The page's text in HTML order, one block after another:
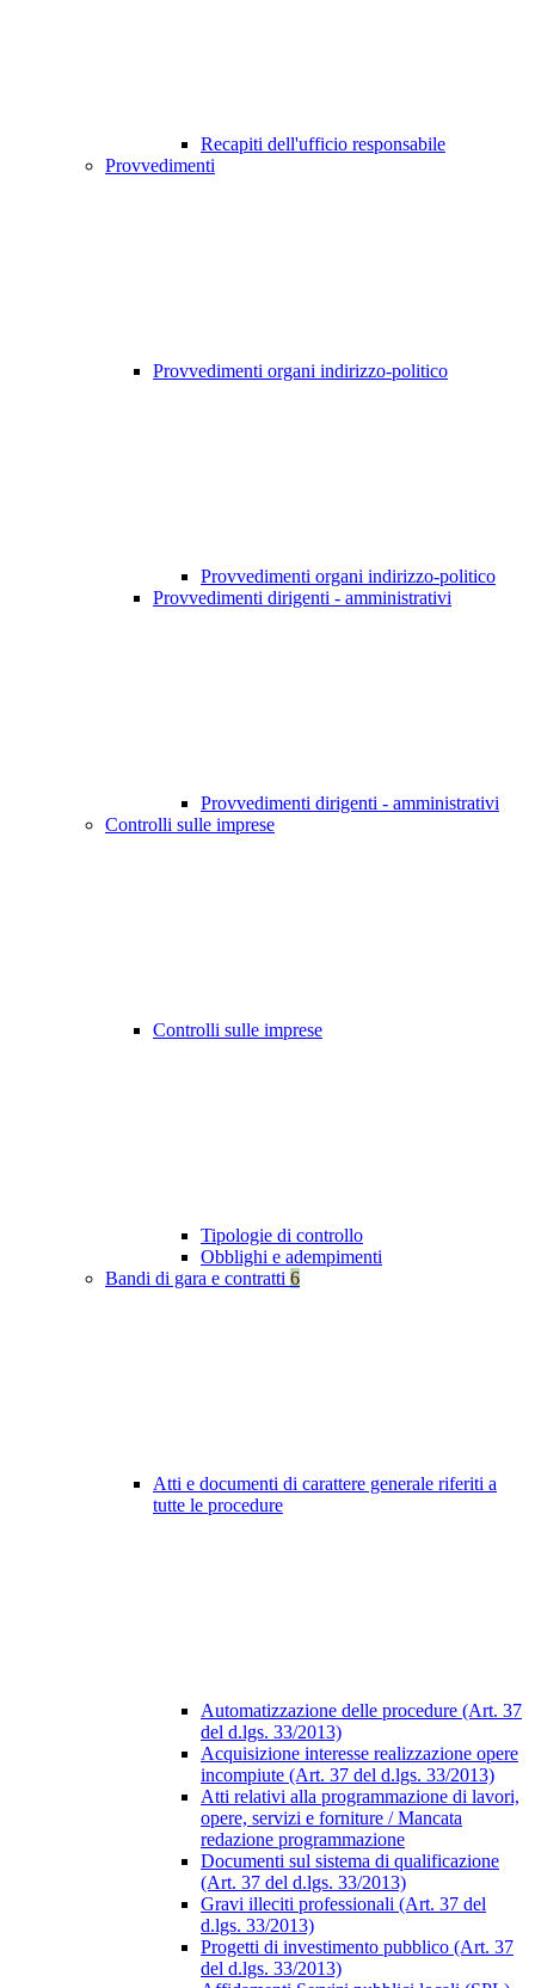
Recapiti dell'ufficio responsabile
Provvedimenti
Provvedimenti organi indirizzo-politico
Provvedimenti organi indirizzo-politico
Provvedimenti dirigenti - amministrativi
Provvedimenti dirigenti - amministrativi
Controlli sulle imprese
Controlli sulle imprese
Tipologie di controllo
Obblighi e adempimenti
Bandi di gara e contratti 6
Atti e documenti di carattere generale riferiti a
tutte le procedure
Automatizzazione delle procedure (Art. 37
del d.lgs. 33/2013)
Acquisizione interesse realizzazione opere
incompiute (Art. 37 del d.lgs. 33/2013)
Atti relativi alla programmazione di lavori,
opere, servizi e forniture / Mancata
redazione programmazione
Documenti sul sistema di qualificazione
(Art. 37 del d.lgs. 33/2013)
Gravi illeciti professionali (Art. 37 del
d.lgs. 33/2013)
Progetti di investimento pubblico (Art. 37
del d.lgs. 33/2013)